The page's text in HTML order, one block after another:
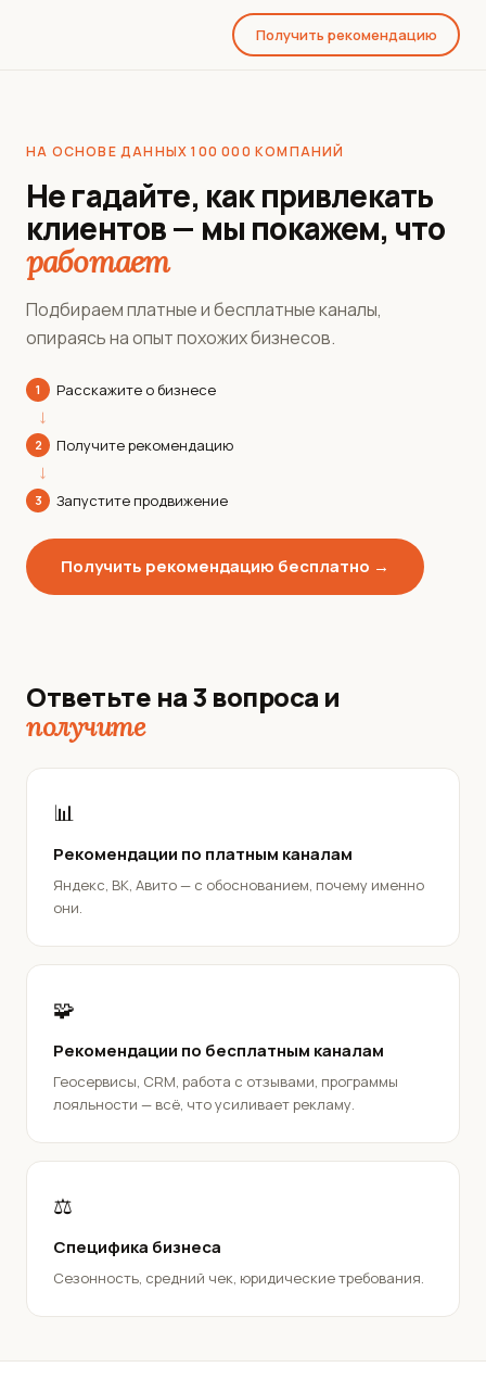
Получить рекомендацию
НА ОСНОВЕ ДАННЫХ 100 000 КОМПАНИЙ
Не гадайте, как привлекать
клиентов — мы покажем, что
работает
Подбираем платные и бесплатные каналы,
опираясь на опыт похожих бизнесов.
1
Расскажите о бизнесе
→
2
Получите рекомендацию
→
3 Запустите продвижение
Получить рекомендацию бесплатно →
Ответьте на 3 вопроса и
получите
📊
Рекомендации по платным каналам
Яндекс, ВК, Авито — с обоснованием, почему именно
они.
🧩
Рекомендации по бесплатным каналам
Геосервисы, CRM, работа с отзывами, программы
лояльности — всё, что усиливает рекламу.
⚖️
Специфика бизнеса
Сезонность, средний чек, юридические требования.